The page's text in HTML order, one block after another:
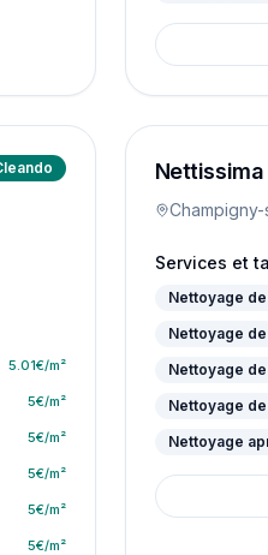
5.01€/m²
5€/m²
5€/m²
5€/m²
5€/m²
5€/m²
Nettissima
Services et
Nettoyage
Nettoyage
Nettoyage
Nettoyage
Nettoyage